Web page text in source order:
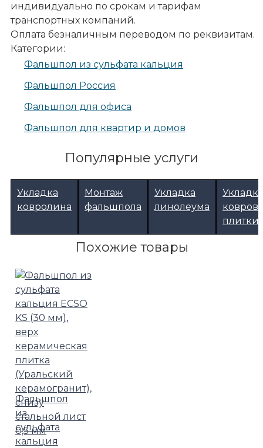
индивидуально по срокам и тарифам
транспортных компаний.
Оплата безналичным переводом по реквизитам.
Категории:
Фальшпол из сульфата кальция
Фальшпол Россия
Фальшпол для офиса
Фальшпол для квартир и домов
Популярные услуги
Укладка
ковролина
Монтаж
фальшпола
Укладка
линолеума
Укладка
плитки
Похожие товары
Фальшпол
из
сульфата
кальция